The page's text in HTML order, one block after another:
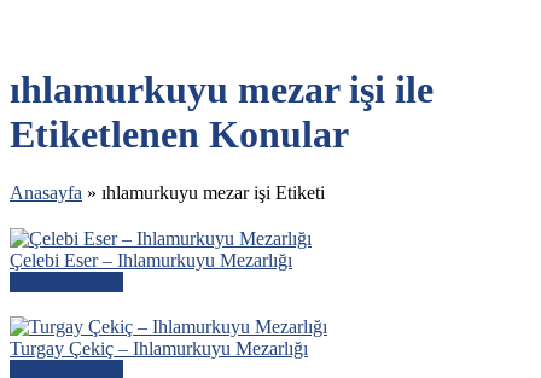
ıhlamurkuyu mezar işi ile
Etiketlenen Konular
Anasayfa » ıhlamurkuyu mezar işi Etiketi
Çelebi Eser – Ihlamurkuyu Mezarlığı
Turgay Çekiç – Ihlamurkuyu Mezarlığı